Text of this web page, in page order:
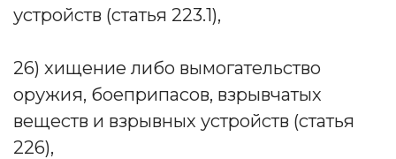
устройств (статья 223.1),
26) хищение либо вымогательство
оружия, боеприпасов, взрывчатых
веществ и взрывных устройств (статья
226),